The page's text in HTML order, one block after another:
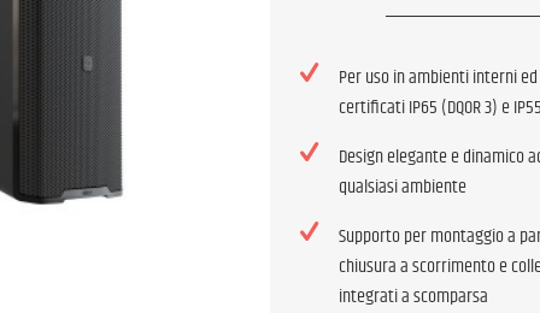
Per uso in ambienti interni
certificati IP65 (DQOR 3) e
Design elegante e dinamico
qualsiasi ambiente
Supporto per montaggio a
chiusura a scorrimento e
integrati a scomparsa